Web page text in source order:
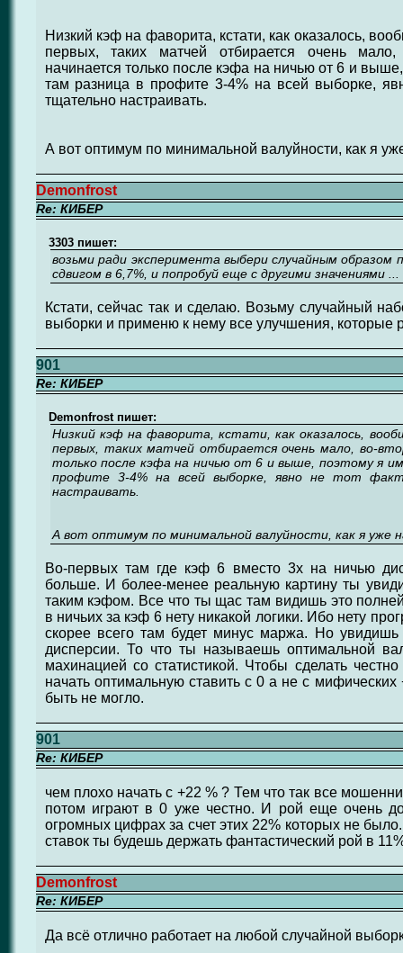
Низкий кэф на фаворита, кстати, как оказалось,
первых, таких матчей отбирается очень
начинается только после кэфа на ничью от 6 и
там разница в профите 3-4% на всей выборке,
тщательно настраивать.
А вот оптимум по минимальной валуйности, как я
Demonfrost
Re: КИБЕР
3303 пишет:
возьми ради эксперимента выбери случайным образом
сдвигом в 6,7%, и попробуй еще с другими значениями ...
Кстати, сейчас так и сделаю. Возьму случайный
выборки и применю к нему все улучшения, которые
901
Re: КИБЕР
Demonfrost пишет:
Низкий кэф на фаворита, кстати, как оказалось,
первых, таких матчей отбирается очень мало, во-
только после кэфа на ничью от 6 и выше, поэтому я
профите 3-4% на всей выборке, явно не тот
настраивать.
А вот оптимум по минимальной валуйности, как я уже
Во-первых там где кэф 6 вместо 3х на ничью
больше. И более-менее реальную картину ты
таким кэфом. Все что ты щас там видишь это
в ничьих за кэф 6 нету никакой логики. Ибо нету
скорее всего там будет минус маржа. Но
дисперсии. То что ты называешь оптимальной
махинацией со статистикой. Чтобы сделать
начать оптимальную ставить с 0 а не с
быть не могло.
901
Re: КИБЕР
чем плохо начать с +22 % ? Тем что так все
потом играют в 0 уже честно. И рой еще очень
огромных цифрах за счет этих 22% которых не
ставок ты будешь держать фантастический рой в
Demonfrost
Re: КИБЕР
Да всё отлично работает на любой случайной